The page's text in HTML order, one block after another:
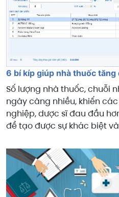
6 bí kíp giúp nhà thuốc tăng
Số lượng nhà thuốc, chuỗi
ngày càng nhiều, khiến
nghiệp, dược sĩ đau đầu
để tạo được sự khác biệt